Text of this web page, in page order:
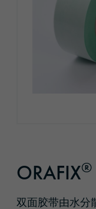
ORAFIX®
双面胶带由水分